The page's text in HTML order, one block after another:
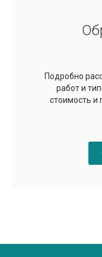
Подробно
работ и
стоимость и